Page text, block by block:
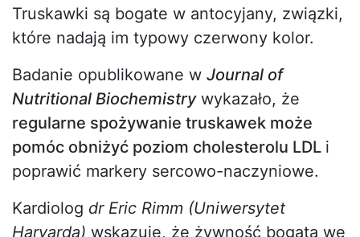
Truskawki są bogate w antocyjany, związki,
które nadają im typowy czerwony kolor.
Badanie opublikowane w Journal of
Nutritional Biochemistrywykazało, że
regularne spożywanie truskawek może
pomóc obniżyć poziom cholesterolu LDL i
poprawić markery sercowo-naczyniowe.
Kardiolog dr Eric Rimm (Uniwersytet
Harvarda) wskazuje, że żywność bogata we